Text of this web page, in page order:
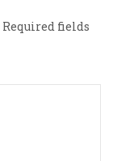
Required fields